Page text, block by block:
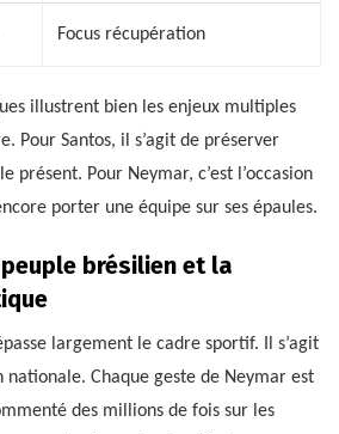
Focus récupération
illustrent bien les enjeux multiples
Pour Santos, il s’agit de préserver
présent. Pour Neymar, c’est l’occasion
porter une équipe sur ses épaules.
brésilien et la
largement le cadre sportif. Il s’agit
Chaque geste de Neymar est
des millions de fois sur les